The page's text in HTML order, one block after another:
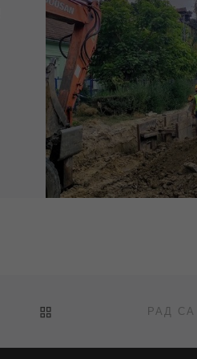
BACK TO POST LIST